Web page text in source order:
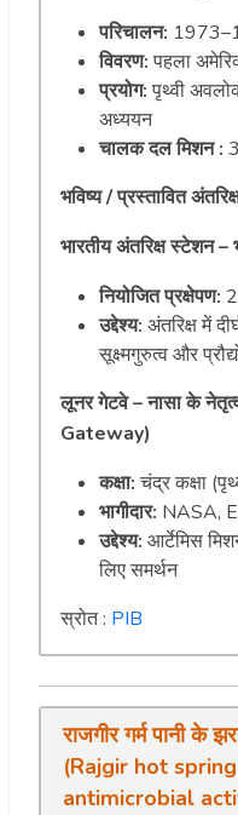
परिचालन:
विवरण:पहला
प्रयोग:पृथ्वी
अध्ययन
चालक दल मिशन :
भविष्य / प्रस्तावित
भारतीय अंतरिक्ष स्टेशन –
नियोजित प्रक्षेपण:
उद्देश्य: अंतरिक्ष में
सूक्ष्मगुरुत्व और
लूनर गेटवे – नासा के
Gateway)
कक्षा:चंद्र कक्षा
भागीदार: NASA,
उद्देश्य: आर्टेमिस
लिए समर्थन
स्रोत : PIB
राजगीर गर्म पानी के
(Rajgir hot
antimicrobial